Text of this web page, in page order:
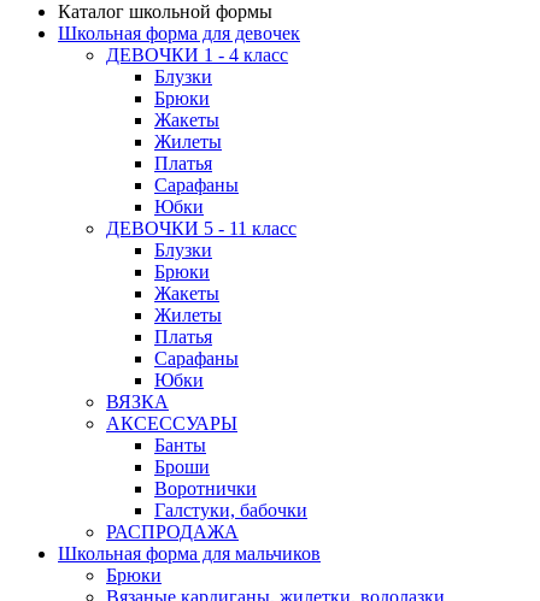
Каталог школьной формы
Школьная форма для девочек
ДЕВОЧКИ 1 - 4 класс
Блузки
Брюки
Жакеты
Жилеты
Платья
Сарафаны
Юбки
ДЕВОЧКИ 5 - 11 класс
Блузки
Брюки
Жакеты
Жилеты
Платья
Сарафаны
Юбки
ВЯЗКА
АКСЕССУАРЫ
Банты
Броши
Воротнички
Галстуки, бабочки
РАСПРОДАЖА
Школьная форма для мальчиков
Брюки
Вязаные кардиганы, жилетки, водолазки